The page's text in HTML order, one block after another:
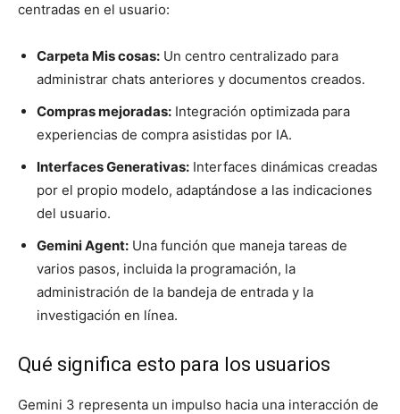
centradas en el usuario:
Carpeta Mis cosas: Un centro centralizado para
administrar chats anteriores y documentos creados.
Compras mejoradas: Integración optimizada para
experiencias de compra asistidas por IA.
Interfaces Generativas: Interfaces dinámicas creadas
por el propio modelo, adaptándose a las indicaciones
del usuario.
Gemini Agent: Una función que maneja tareas de
varios pasos, incluida la programación, la
administración de la bandeja de entrada y la
investigación en línea.
Qué significa esto para los usuarios
Gemini 3 representa un impulso hacia una interacción de